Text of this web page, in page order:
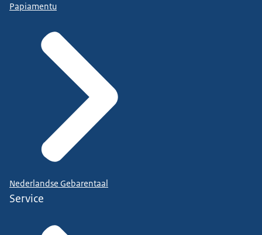
Papiamentu
Nederlandse Gebarentaal
Service